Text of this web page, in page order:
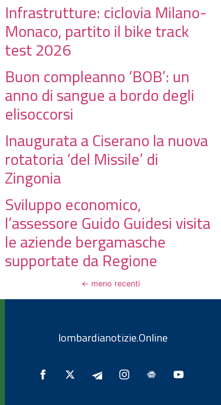
Infrastrutture: ciclovia Milano-
Monaco, partito il bike track
test 2026
Buon compleanno ‘BOB’: un
anno di sangue a bordo degli
elisoccorsi
Inaugurata a Ciserano la nuova
rotatoria ‘del Missile’ di
Zingonia
Sviluppo economico,
l’assessore Guido Guidesi visita
le aziende bergamasche
supportate da Regione
← meno recenti
lombardianotizie.Online